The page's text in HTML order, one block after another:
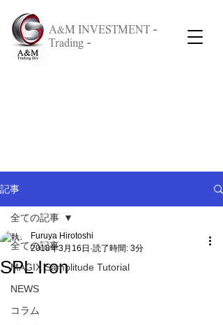
A&M INVESTMENT -
Trading -
記事
全ての記事
MAGIX Samplitude Tutorial
NEWS
コラム
全ての記事
SPL Iron
Furuya Hirotoshi
2018年3月16日 読了時間: 3分